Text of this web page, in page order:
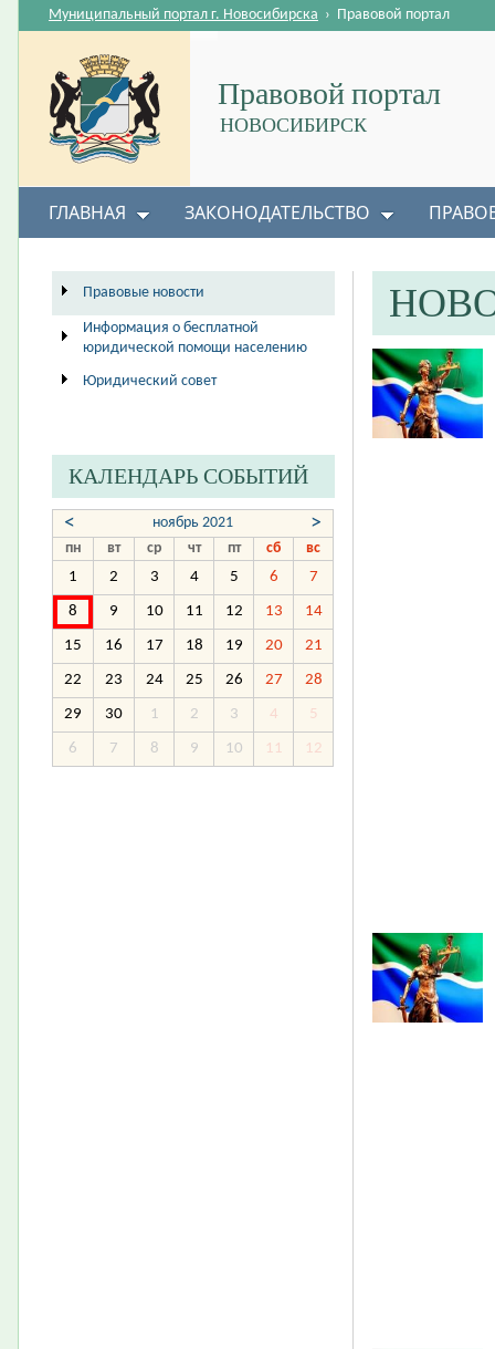
Правовой портал
НОВОСИБИРСК
Муниципальный портал г. Новосибирска › Правовой портал
ГЛАВНАЯ ЗАКОНОДАТЕЛЬСТВО
Правовые новости
Информация о бесплатной
юридической помощи населению
Юридический совет
КАЛЕНДАРЬ СОБЫТИЙ
< ноябрь 2021 >
пн вт ср чт пт сб
вс
1
2 3 4 5 6 7
8 9 10 11 12 13 14
15 16 17 18 19 20 21
22 23 24 25 26 27 28
29 30 1 2 3 4 5
6 7 8 9 10 11 12